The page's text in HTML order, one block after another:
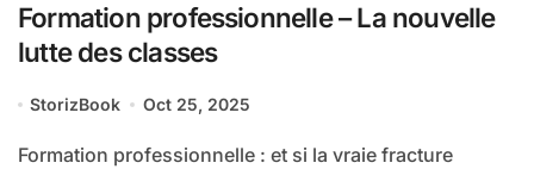
Formation professionnelle – La nouvelle
lutte des classes
StorizBook Oct 25, 2025
Formation professionnelle : et si la vraie fracture